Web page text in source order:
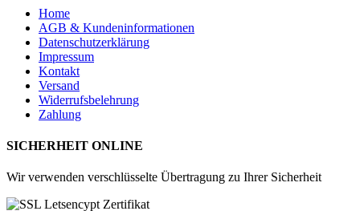
Home
AGB & Kundeninformationen
Datenschutzerklärung
Impressum
Kontakt
Versand
Widerrufsbelehrung
Zahlung
SICHERHEIT ONLINE
Wir verwenden verschlüsselte Übertragung zu Ihrer Sicherheit